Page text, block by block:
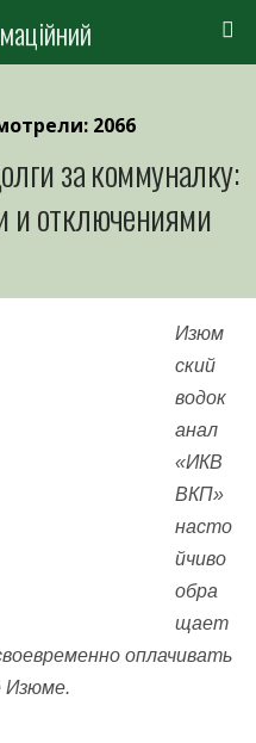
2066
за коммуналку:
и отключениями
Изюм
ский
водок
анал
«ИКВ
ВКП»
насто
йчиво
обра
щает
оплачивать
Изюме.